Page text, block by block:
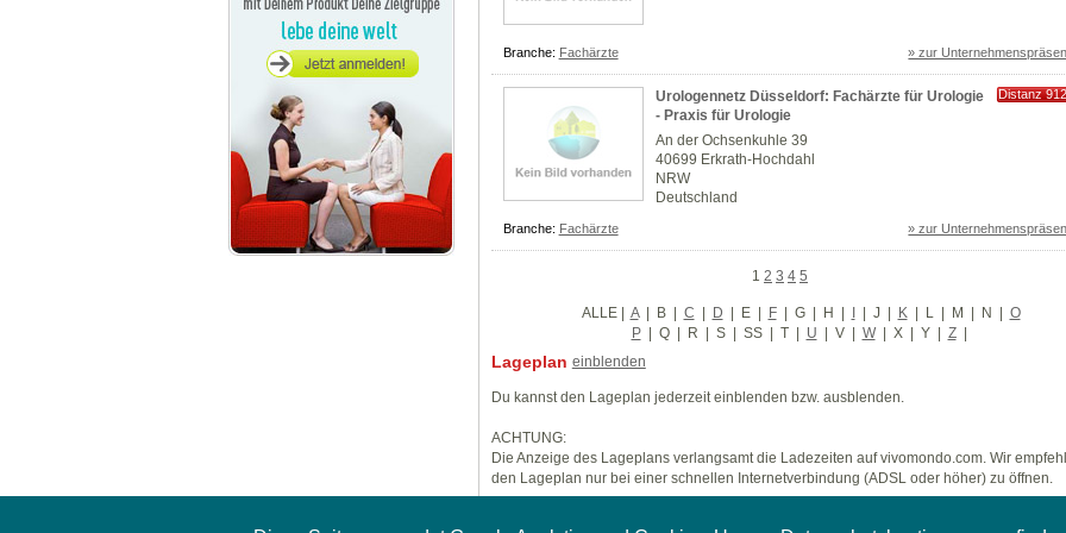
Branche: Fachärzte » zur
Urologennetz Düsseldorf: Fachärzte für Urologie
- Praxis für Urologie
Distanz
An der Ochsenkuhle 39
40699 Erkrath-Hochdahl
NRW
Deutschland
Branche: Fachärzte » zur
1 2 3 4 5
ALLE| A | B | C | D | E | F | G | H | I | J | K | L | M | N | O
P | Q | R | S | SS | T | U | V | W | X | Y | Z |
Lageplan einblenden
Du kannst den Lageplan jederzeit einblenden bzw. ausblenden.
ACHTUNG:
Die Anzeige des Lageplans verlangsamt die Ladezeiten auf vivomondo.com. Wir
den Lageplan nur bei einer schnellen Internetverbindung (ADSL oder höher) zu öffnen.